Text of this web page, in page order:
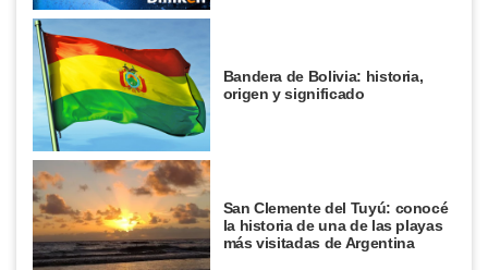
Bandera de Bolivia: historia,
origen y significado
San Clemente del Tuyú: conocé
la historia de una de las playas
más visitadas de Argentina